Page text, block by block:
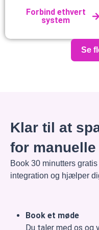
Forbind ethvert
system
Se
Klar til at
for
Book 30 minutters
integration og hjælper
Book et møde
Du taler med os og